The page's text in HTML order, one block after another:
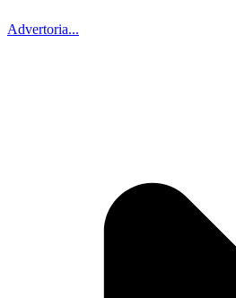
Advertoria...